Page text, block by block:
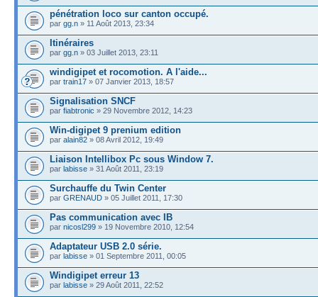
pénétration loco sur canton occupé.
par gg.n » 11 Août 2013, 23:34
Itinéraires
par gg.n » 03 Juillet 2013, 23:11
windigipet et rocomotion. A l'aide...
par train17 » 07 Janvier 2013, 18:57
Signalisation SNCF
par fiabtronic » 29 Novembre 2012, 14:23
Win-digipet 9 prenium edition
par alain82 » 08 Avril 2012, 19:49
Liaison Intellibox Pc sous Window 7.
par labisse » 31 Août 2011, 23:19
Surchauffe du Twin Center
par GRENAUD » 05 Juillet 2011, 17:30
Pas communication avec IB
par nicosl299 » 19 Novembre 2010, 12:54
Adaptateur USB 2.0 série.
par labisse » 01 Septembre 2011, 00:05
Windigipet erreur 13
par labisse » 29 Août 2011, 22:52